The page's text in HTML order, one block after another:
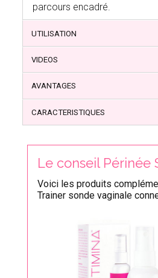
parcours encadré.
UTILISATION
VIDEOS
AVANTAGES
CARACTERISTIQUES
Le conseil Périnée
Voici les produits
Trainer sonde vaginale